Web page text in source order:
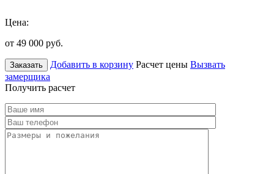
Цена:
от 49 000 руб.
Заказать Добавить в корзину Расчет цены Вызвать
замерщика
Получить расчет